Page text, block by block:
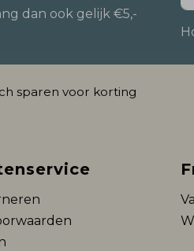
dan ook gelijk €5,-
sparen voor korting